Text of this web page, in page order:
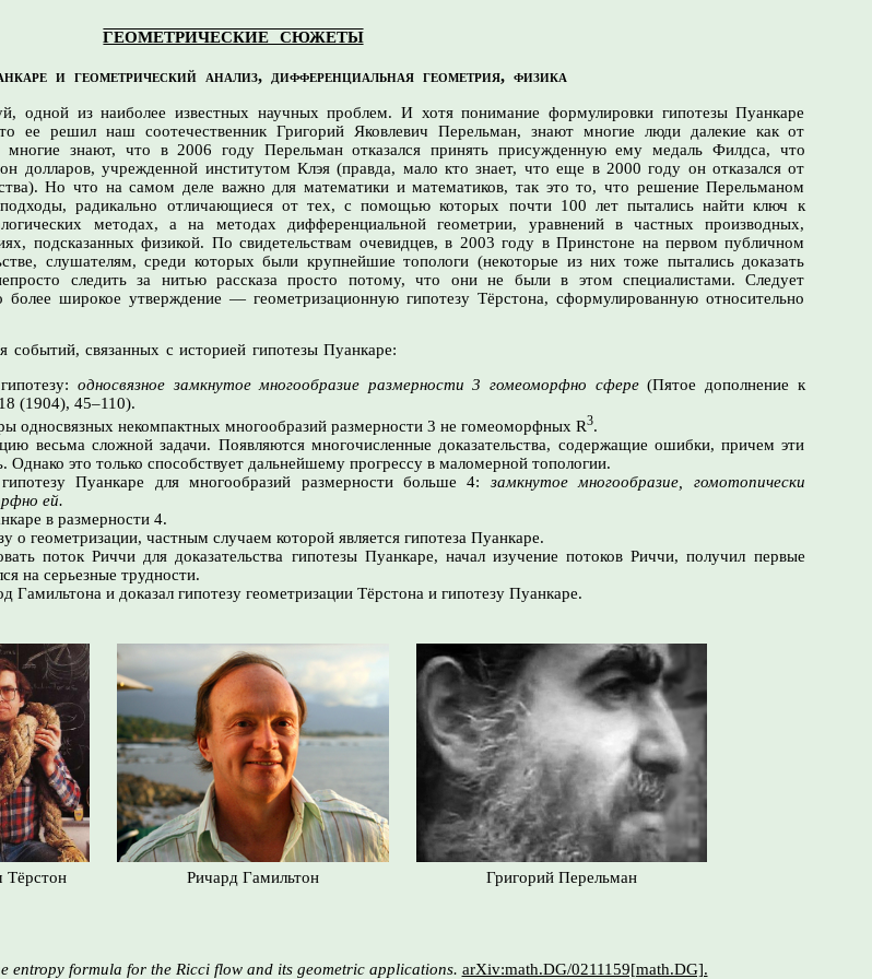
ГЕОМЕТРИЧЕСКИЕ СЮЖЕТЫ
и геометрический анализ, дифференциальная геометрия, физика
одной из наиболее известных научных проблем.И хотяпонимание формулировки гипотезы Пуанкаре
ее решил наш соотечественник Григорий Яковлевич Перельман, знают многие люди далекие как от
знают, что в 2006 годуПерельман отказался принять присужденную ему медаль Филдса, что
долларов, учрежденной институтом Клэя (правда, мало кто знает, что еще в 2000 году он отказался от
Но что на самом деле важно для математики и математиков, так это то, что решение Перельманом
радикально отличающиеся от тех,с помощью которых почти 100 летпытались найти ключ к
методах, а на методах дифференциальной геометрии, уравнений в частных производных,
подсказанных физикой. По свидетельствам очевидцев,в 2003 году в Принстоне на первом публичном
слушателям, среди которых были крупнейшие топологи (некоторые из них тоже пытались доказать
следить за нитью рассказа просто потому, что онине были в этом специалистами. Следует
более широкое утверждение — геометризационную гипотезу Тёрстона, сформулированную относительно
событий, связанных с историей гипотезы Пуанкаре:
односвязное замкнутое многообразие размерности 3 гомеоморфно сфере(Пятое дополнение к
(1904), 45–110).
односвязных некомпактных многообразий размерности 3 не гомеоморфных R3.
весьма сложной задачи. Появляются многочисленные доказательства, содержащие ошибки, причем эти
это только способствует дальнейшему прогрессу в маломерной топологии.
Пуанкаре для многообразий размерности больше 4:
замкнутое многообразие, гомотопически
ей.
в размерности 4.
о геометризации, частным случаем которой является гипотеза Пуанкаре.
поток Риччи для доказательства гипотезы Пуанкаре, начал изучение потоков Риччи, получил первые
на серьезные трудности.
и доказал гипотезу геометризации Тёрстона и гипотезу Пуанкаре.
Тёрстон Ричард Гамильтон Григорий Перельман
entropy formula for the Ricci flow and its geometric applications. arXiv:math.DG/0211159[math.DG].